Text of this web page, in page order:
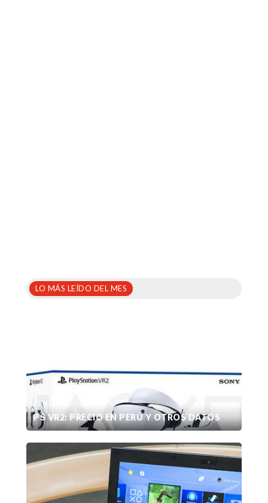
LO MÁS LEÍDO DEL MES
PS VR2: PRECIO EN PERÚ Y OTROS DATOS